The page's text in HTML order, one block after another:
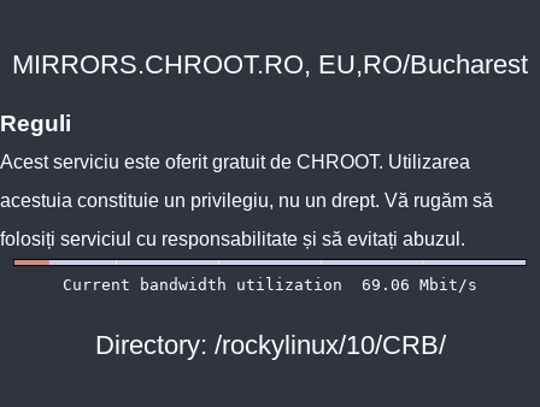
MIRRORS.CHROOT.RO, EU,RO/Bucharest
Reguli
Acest serviciu este oferit gratuit de CHROOT. Utilizarea
acestuia constituie un privilegiu, nu un drept. Vă rugăm să
folosiți serviciul cu responsabilitate și să evitați abuzul.
Directory: /rockylinux/10/CRB/